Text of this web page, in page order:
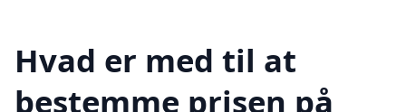
Hvad er med til at
bestemme prisen på